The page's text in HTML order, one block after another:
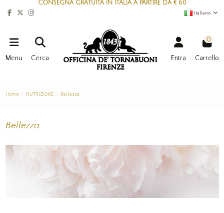
CONSEGNA GRATUITA IN ITALIA A PARTIRE DA € 60
Italiano
Menu Cerca Entra
0
Carrello
Home NUTRIZIONE Bellezza
Bellezza